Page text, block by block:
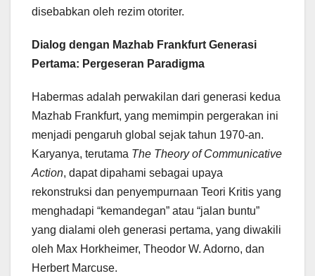
disebabkan oleh rezim otoriter.
Dialog dengan Mazhab Frankfurt Generasi
Pertama: Pergeseran Paradigma
Habermas adalah perwakilan dari generasi kedua
Mazhab Frankfurt, yang memimpin pergerakan ini
menjadi pengaruh global sejak tahun 1970-an.
Karyanya, terutama The Theory of Communicative
Action, dapat dipahami sebagai upaya
rekonstruksi dan penyempurnaan Teori Kritis yang
menghadapi “kemandegan” atau “jalan buntu”
yang dialami oleh generasi pertama, yang diwakili
oleh Max Horkheimer, Theodor W. Adorno, dan
Herbert Marcuse.